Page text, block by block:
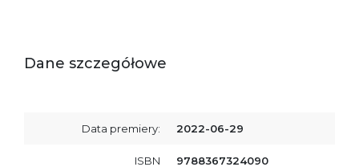
Dane szczegółowe
Data premiery: 2022-06-29
ISBN 9788367324090